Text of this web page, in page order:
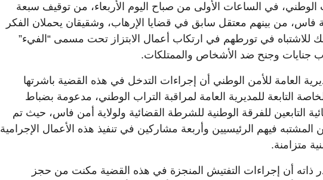
الوطني، في الساعات الأولى من صباح اليوم الأربعاء، من توقيف سبعة
فاس، من بينهم معتقل سابق في قضايا الإرهاب، وشقيقان يحملان الفكر
للاشتباه في تورطهم في ارتكاب أعمال الابتزاز تحت مسمى “الفيء”
جنايات وجنح ضد الأشخاص والممتلكات.
العامة للأمن الوطني أن إجراءات التدخل في هذه القضية باشرتها
التابعة للمديرية العامة لمراقبة التراب الوطني، مدعومة بضباط
التابعين للفرقة الوطنية للشرطة القضائية ولولاية أمن فاس، حيث تم
المشتبه فيهم الرئيسيين وأربعة مشاركين في تنفيذ هذه الأعمال الإجرامية
متزامنة.
ذاته أن إجراءات التفتيش المنجزة في هذه القضية مكنت من حجز